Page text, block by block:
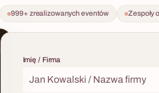
999+ zrealizowanych eventów Zespoły
Imię / Firma